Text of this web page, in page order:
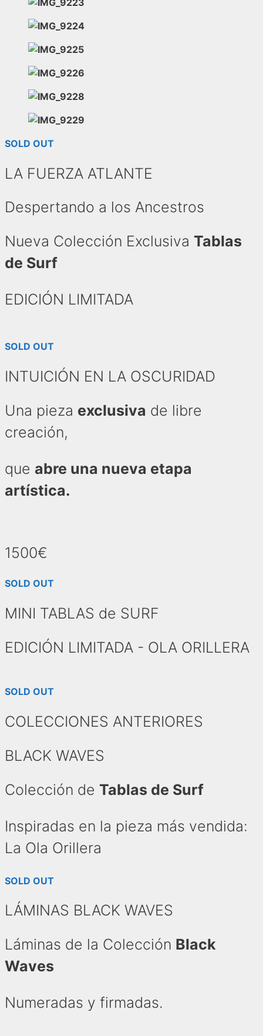
SOLD OUT
LA FUERZA ATLANTE
Despertando a los Ancestros
Nueva Colección Exclusiva Tablas
de Surf
EDICIÓN LIMITADA
SOLD OUT
INTUICIÓN EN LA OSCURIDAD
Una pieza exclusiva de libre
creación,
que abre una nueva etapa
artística.
1500€
SOLD OUT
MINI TABLAS de SURF
EDICIÓN LIMITADA - OLA ORILLERA
SOLD OUT
COLECCIONES ANTERIORES
BLACK WAVES
Colección de Tablas de Surf
Inspiradas en la pieza más vendida:
La Ola Orillera
SOLD OUT
LÁMINAS BLACK WAVES
Láminas de la Colección Black
Waves
Numeradas y firmadas.